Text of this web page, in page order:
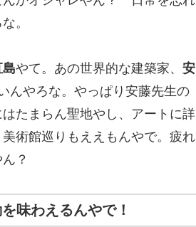
。
島やて。あの世界的な建築家、 安
んやろな。やっぱり安藤先生の
たまらん聖地やし、アートに詳
術館巡りもええもんやで。疲れ
？
味わえるんやで！